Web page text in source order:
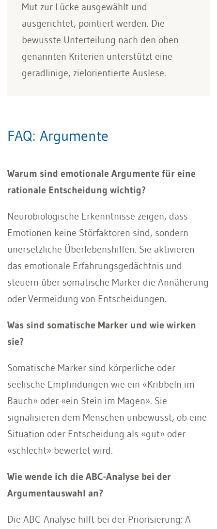
Mut zur Lücke ausgewählt und
ausgerichtet, pointiert werden. Die
bewusste Unterteilung nach den oben
genannten Kriterien unterstützt eine
geradlinige, zielorientierte Auslese.
FAQ: Argumente
Warum sind emotionale Argumente für eine
rationale Entscheidung wichtig?
Neurobiologische Erkenntnisse zeigen, dass
Emotionen keine Störfaktoren sind, sondern
unersetzliche Überlebenshilfen. Sie aktivieren
das emotionale Erfahrungsgedächtnis und
steuern über somatische Marker die Annäherung
oder Vermeidung von Entscheidungen.
Was sind somatische Marker und wie wirken
sie?
Somatische Marker sind körperliche oder
seelische Empfindungen wie ein «Kribbeln im
Bauch» oder «ein Stein im Magen». Sie
signalisieren dem Menschen unbewusst, ob eine
Situation oder Entscheidung als «gut» oder
«schlecht» bewertet wird.
Wie wende ich die ABC-Analyse bei der
Argumentauswahl an?
Die ABC-Analyse hilft bei der Priorisierung: A-